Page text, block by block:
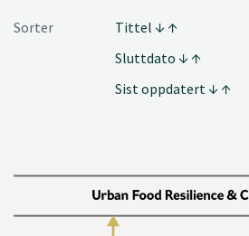
Sorter
Tittel
Sluttdato
Sist oppdatert